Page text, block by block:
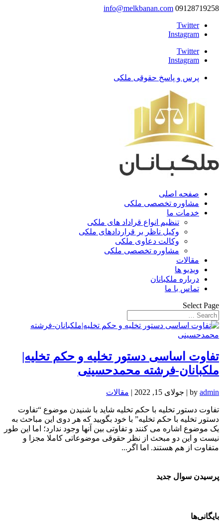
09128719258
info@melkbanan.com
Twitter
Instagram
Twitter
Instagram
پرس و پاسخ حقوقی ملکی
صفحه اصلی
مشاوره تخصصی ملکی
خدمات ما
تنظیم انواع قراداد های ملکی
وکیل ناظر بر قراردادهای ملکی
وکالت دعاوی ملکی
مشاوره تخصصی ملکی
مقالات
ویدیو ها
درباره ملکبانان
تماس با ما
Select Page
تفاوت اساسی دستور تخلیه و حکم تخلیه|
ملکبانان-فرشته محمدحسینی
by admin
| جولای 15, 2022 | مقالات
تفاوت دستور تخلیه با حکم تخلیه شاید با شنیدن موضوع “تفاوت
دستور تخلیه با حکم تخلیه” با خود بگویید که هر دوی این مباحث به
یک موضوع اشاره می کنند و تفاوتی بین آنها وجود ندارد؛ اما این طور
نیست و این دو مبحث از نظر حقوقی موضوعاتی کاملا مجزا و
متفاوت از هم هستند. اما اگر...
پرسیدن سوال جدید
بایگانی‌ها